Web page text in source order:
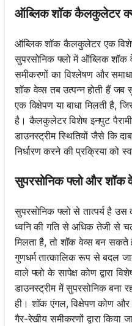
ऑब्लिक शॉक कैलकुलेटर
ऑब्लिक शॉक कैलकुलेटर एक
सुपरसोनिक फ्लो में ऑब्लिक शॉक
समीकरणों का विश्लेषण और
शॉक वेव्स तब उत्पन्न होती हैं जब
एक विक्षेपण या बाधा मिलती है,
है। कैलकुलेटर विशेष इनपुट
डाउनस्ट्रीम स्थितियों जैसे कि
निर्धारण करने की प्रक्रिया को
सुपरसोनिक फ्लो और शॉक
सुपरसोनिक फ्लो से तात्पर्य है उस
ध्वनि की गति से अधिक तेजी से
मिलता है, तो शॉक वेव्स बन सकते
गुणधर्म तात्कालिक रूप से बदल
वाले फ्लो के सापेक्ष कोण द्वारा
डाउनस्ट्रीम में सुपरसोनिक बना
ही। शॉक एंगल, विक्षेपण कोण और
गैर-रेखीय समीकरणों द्वारा